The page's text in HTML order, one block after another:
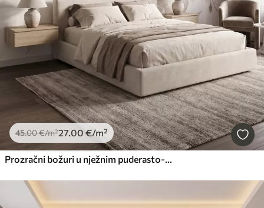
45.00€/m²27.00 €/m²
Prozračni božuri u nježnim puderasto-bež tonovima